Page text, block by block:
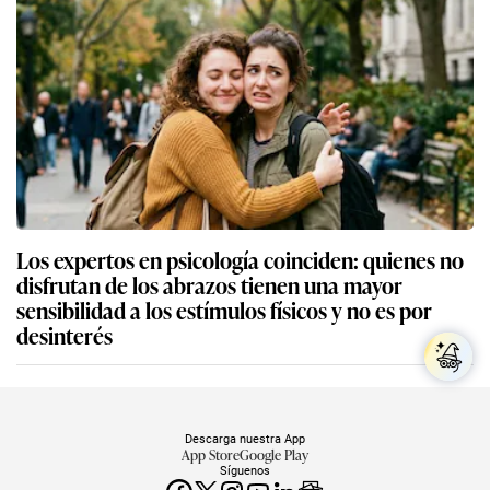
Los expertos en psicología coinciden: quienes no
disfrutan de los abrazos tienen una mayor
sensibilidad a los estímulos físicos y no es por
desinterés
Síguenos
Descarga nuestra App
App StoreGoogle Play